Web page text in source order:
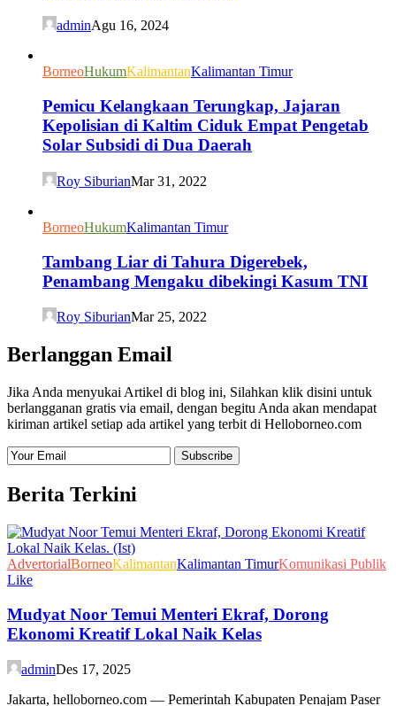
adminAgu 16, 2024
BorneoHukumKalimantanKalimantan Timur
Pemicu Kelangkaan Terungkap, Jajaran
Kepolisian di Kaltim Ciduk Empat Pengetab
Solar Subsidi di Dua Daerah
Roy SiburianMar 31, 2022
BorneoHukumKalimantan Timur
Tambang Liar di Tahura Digerebek,
Penambang Mengaku dibekingi Kasum TNI
Roy SiburianMar 25, 2022
Berlanggan Email
Jika Anda menyukai Artikel di blog ini, Silahkan klik disini untuk
berlangganan gratis via email, dengan begitu Anda akan mendapat
kiriman artikel setiap ada artikel yang terbit di Helloborneo.com
Berita Terkini
AdvertorialBorneoKalimantanKalimantan TimurKomunikasi Publik
Like
Mudyat Noor Temui Menteri Ekraf, Dorong
Ekonomi Kreatif Lokal Naik Kelas
adminDes 17, 2025
Jakarta, helloborneo.com — Pemerintah Kabupaten Penajam Paser